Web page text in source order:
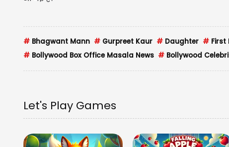
# Bhagwant Mann # Gurpreet Kaur # Daughter # First
# Bollywood Box Office Masala News # Bollywood
Let's Play Games